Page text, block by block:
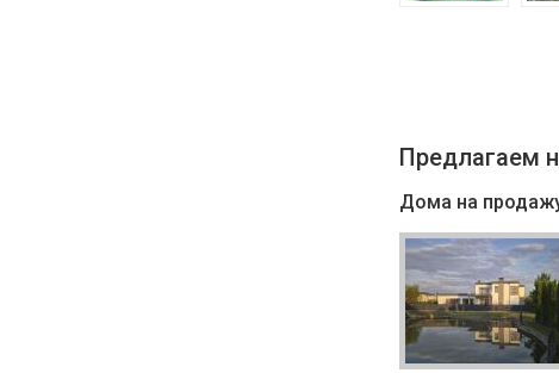
Предлагаем
Дома на